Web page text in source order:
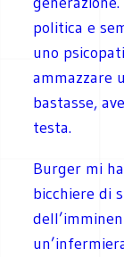
politica e
uno
ammazzare
bastasse,
testa.
Burger mi
bicchiere di